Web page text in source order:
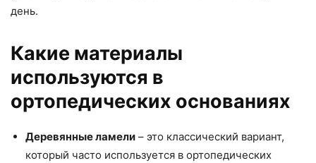
день.
Какие материалы
используются в
ортопедических основаниях
Деревянные ламели – это классический вариант,
который часто используется в ортопедических